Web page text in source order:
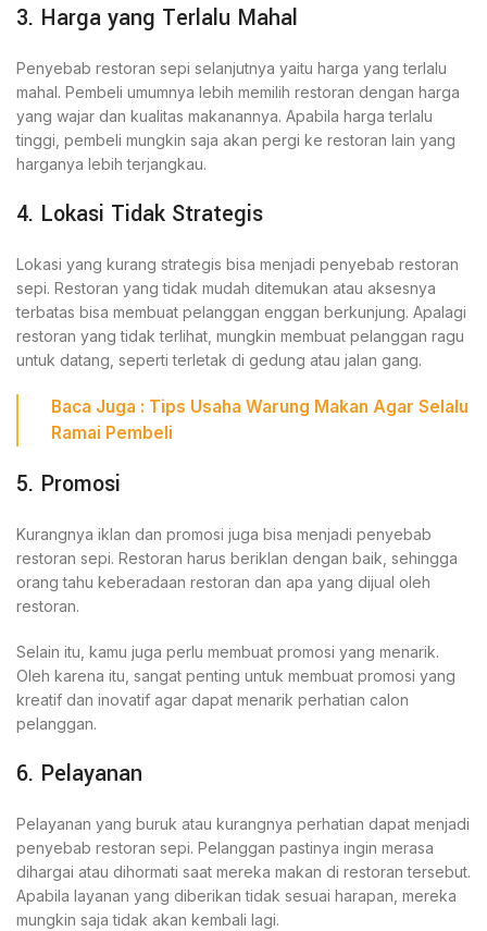
3. Harga yang Terlalu Mahal
Penyebab restoran sepi selanjutnya yaitu harga yang terlalu
mahal. Pembeli umumnya lebih memilih restoran dengan harga
yang wajar dan kualitas makanannya. Apabila harga terlalu
tinggi, pembeli mungkin saja akan pergi ke restoran lain yang
harganya lebih terjangkau.
4. Lokasi Tidak Strategis
Lokasi yang kurang strategis bisa menjadi penyebab restoran
sepi. Restoran yang tidak mudah ditemukan atau aksesnya
terbatas bisa membuat pelanggan enggan berkunjung. Apalagi
restoran yang tidak terlihat, mungkin membuat pelanggan ragu
untuk datang, seperti terletak di gedung atau jalan gang.
Baca Juga : Tips Usaha Warung Makan Agar Selalu
Ramai Pembeli
5. Promosi
Kurangnya iklan dan promosi juga bisa menjadi penyebab
restoran sepi. Restoran harus beriklan dengan baik, sehingga
orang tahu keberadaan restoran dan apa yang dijual oleh
restoran.
Selain itu, kamu juga perlu membuat promosi yang menarik.
Oleh karena itu, sangat penting untuk membuat promosi yang
kreatif dan inovatif agar dapat menarik perhatian calon
pelanggan.
6. Pelayanan
Pelayanan yang buruk atau kurangnya perhatian dapat menjadi
penyebab restoran sepi. Pelanggan pastinya ingin merasa
dihargai atau dihormati saat mereka makan di restoran tersebut.
Apabila layanan yang diberikan tidak sesuai harapan, mereka
mungkin saja tidak akan kembali lagi.